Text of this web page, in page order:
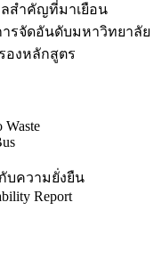
สำคัญที่มาเยือน
ารจัดอันดับมหาวิทยาลัย
องหลักสูตร
Waste
บความยั่งยืน
Report